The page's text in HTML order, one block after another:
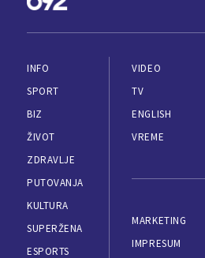
INFO
SPORT
BIZ
ŽIVOT
ZDRAVLJE
PUTOVANJA
KULTURA
SUPERŽENA
ESPORTS
VIDEO
TV
ENGLISH
VREME
MARKETING
IMPRESUM